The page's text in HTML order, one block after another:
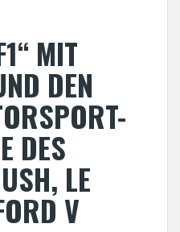
MIT
DEN
DES
LE
V